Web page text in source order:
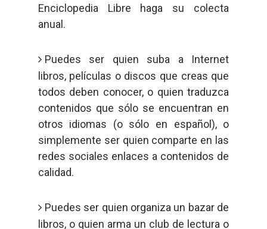
Enciclopedia Libre haga su colecta
anual.
Puedes ser quien suba a Internet
libros, películas o discos que creas que
todos deben conocer, o quien traduzca
contenidos que sólo se encuentran en
otros idiomas (o sólo en español), o
simplemente ser quien comparte en las
redes sociales enlaces a contenidos de
calidad.
Puedes ser quien organiza un bazar de
libros, o quien arma un club de lectura o